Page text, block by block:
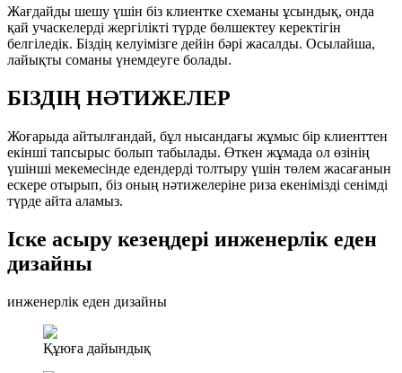
Жағдайды шешу үшін біз клиентке схеманы ұсындық, онда
қай учаскелерді жергілікті түрде бөлшектеу керектігін
белгіледік. Біздің келуімізге дейін бәрі жасалды. Осылайша,
лайықты соманы үнемдеуге болады.
БІЗДІҢ НӘТИЖЕЛЕР
Жоғарыда айтылғандай, бұл нысандағы жұмыс бір клиенттен
екінші тапсырыс болып табылады. Өткен жұмада ол өзінің
үшінші мекемесінде едендерді толтыру үшін төлем жасағанын
ескере отырып, біз оның нәтижелеріне риза екенімізді сенімді
түрде айта аламыз.
Іске асыру кезеңдері инженерлік еден
дизайны
инженерлік еден дизайны
Құюға дайындық